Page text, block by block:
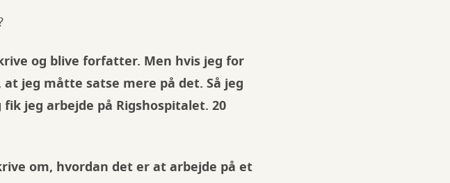
og blive forfatter. Men hvis jeg for
jeg måtte satse mere på det. Så jeg
jeg arbejde på Rigshospitalet. 20
om, hvordan det er at arbejde på et